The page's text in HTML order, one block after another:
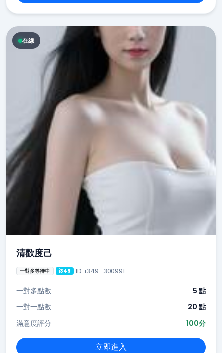
在線
清歡度己
一對多等待中 i349 ID: i349_300991
一對多點數
5 點
一對一點數
20 點
滿意度評分
100分
立即進入